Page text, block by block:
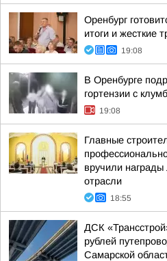
Оренбург
итоги и жесткие
19:08
В Оренбурге
гортензии с
19:08
Главные
вручили
отрасли
18:55
ДСК
рублей
Самарской